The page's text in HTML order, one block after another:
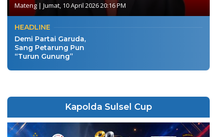
Mateng | Jumat, 10 April 2026 20:16 PM
HEADLINE
Demi Partai Garuda,
Sang Petarung Pun
“Turun Gunung”
Kapolda Sulsel Cup